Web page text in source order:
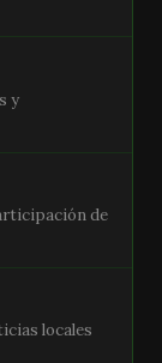
y
de
locales